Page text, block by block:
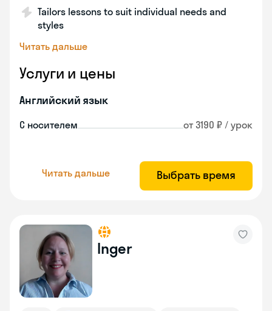
Tailors lessons to suit individual needs and
styles
Читать дальше
Услуги и цены
Английский язык
С носителем от 3190 ₽ / урок
Читать дальше Выбрать время
Inger